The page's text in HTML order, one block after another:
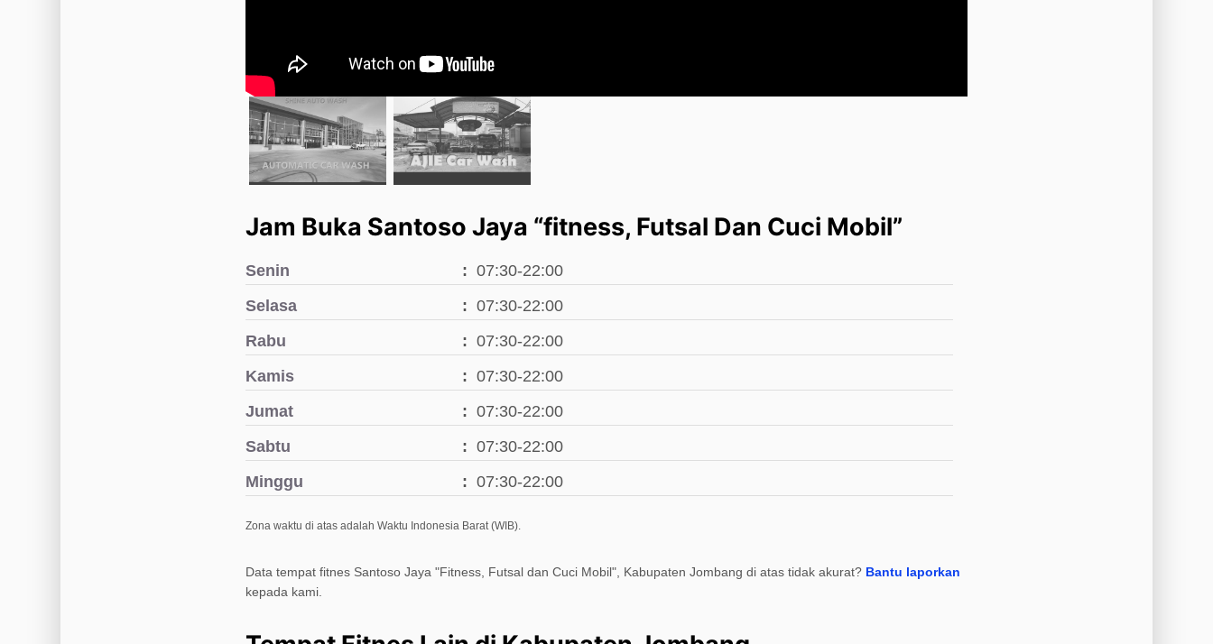
Jam Buka Santoso Jaya “fitness, Futsal Dan Cuci Mobil”
Senin
07:30-22:00
Selasa
07:30-22:00
Rabu
07:30-22:00
Kamis
07:30-22:00
Jumat
07:30-22:00
Sabtu
07:30-22:00
Minggu
07:30-22:00
Zona waktu di atas adalah Waktu Indonesia Barat (WIB).
Data tempat fitnes Santoso Jaya "Fitness, Futsal dan Cuci Mobil", Kabupaten Jombang di atas tidak akurat? Bantu laporkan
kepada kami.